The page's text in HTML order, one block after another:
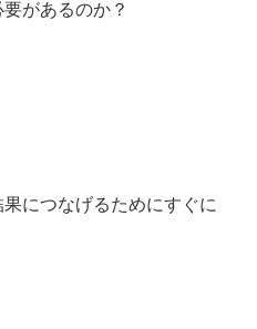
があるのか？
につなげるためにすぐに